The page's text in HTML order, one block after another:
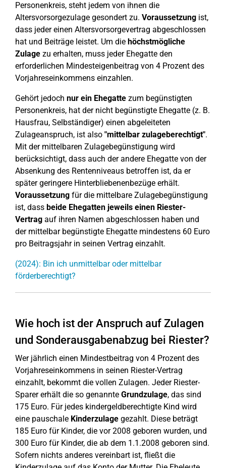
Personenkreis, steht jedem von ihnen die
Altersvorsorgezulage gesondert zu. Voraussetzung ist,
dass jeder einen Altersvorsorgevertrag abgeschlossen
hat und Beiträge leistet. Um die höchstmögliche
Zulage zu erhalten, muss jeder Ehegatte den
erforderlichen Mindesteigenbeitrag von 4 Prozent des
Vorjahreseinkommens einzahlen.
Gehört jedoch nur ein Ehegatte zum begünstigten
Personenkreis, hat der nicht begünstigte Ehegatte (z. B.
Hausfrau, Selbständiger) einen abgeleiteten
Zulageanspruch, ist also "mittelbar zulageberechtigt".
Mit der mittelbaren Zulagebegünstigung wird
berücksichtigt, dass auch der andere Ehegatte von der
Absenkung des Rentenniveaus betroffen ist, da er
später geringere Hinterbliebenenbezüge erhält.
Voraussetzung für die mittelbare Zulagebegünstigung
ist, dass beide Ehegatten jeweils einen Riester-
Vertrag auf ihren Namen abgeschlossen haben und
der mittelbar begünstigte Ehegatte mindestens 60 Euro
pro Beitragsjahr in seinen Vertrag einzahlt.
(2024): Bin ich unmittelbar oder mittelbar
förderberechtigt?
Wie hoch ist der Anspruch auf Zulagen
und Sonderausgabenabzug bei Riester?
Wer jährlich einen Mindestbeitrag von 4 Prozent des
Vorjahreseinkommens in seinen Riester-Vertrag
einzahlt, bekommt die vollen Zulagen. Jeder Riester-
Sparer erhält die so genannte Grundzulage, das sind
175 Euro. Für jedes kindergeldberechtigte Kind wird
eine pauschale Kinderzulage gezahlt. Diese beträgt
185 Euro für Kinder, die vor 2008 geboren wurden, und
300 Euro für Kinder, die ab dem 1.1.2008 geboren sind.
Sofern nichts anderes vereinbart ist, fließt die